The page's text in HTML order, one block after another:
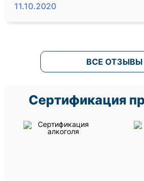
11.10.2020
ВСЕ ОТЗЫВЫ
Сертификация